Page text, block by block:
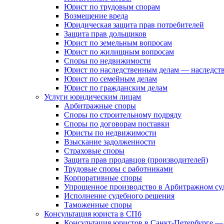
Юрист по трудовым спорам
Возмещение вреда
Юридическая защита прав потребителей
Защита прав дольщиков
Юрист по земельным вопросам
Юрист по жилищным вопросам
Споры по недвижимости
Юрист по наследственным делам —
Юрист по семейным делам
Юрист по гражданским делам
Услуги юридическим лицам
Арбитражные споры
Споры по строительному подряду
Споры по договорам поставки
Юристы по недвижимости
Взыскание задолженности
Страховые споры
Защита прав продавцов (производителей)
Трудовые споры с работниками
Корпоративные споры
Упрощенное производство в Арбитражном
Исполнение судебного решения
Таможенные споры
Консультация юриста в СПб